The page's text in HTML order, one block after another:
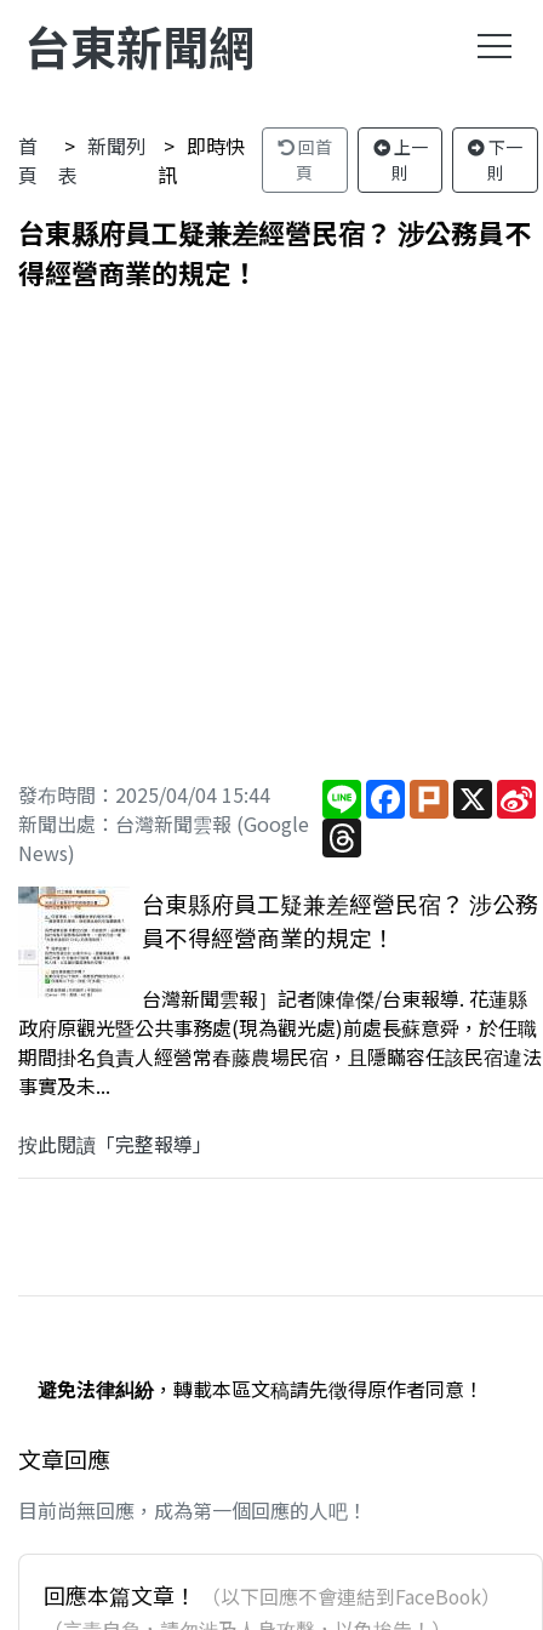
台東新聞網
首
頁
新聞列
表
即時快
訊
回首
頁
上一
則
下一
則
台東縣府員工疑兼差經營民宿？ 涉公務員不
得經營商業的規定！
發布時間：2025/04/04 15:44
新聞出處：台灣新聞雲報 (Google
News)
LineFacebook
PlurkX
Threads
台東縣府員工疑兼差經營民宿？ 涉公務
員不得經營商業的規定！
台灣新聞雲報］記者陳偉傑/台東報導. 花蓮縣
政府原觀光暨公共事務處(現為觀光處)前處長蘇意舜，於任職
期間掛名負責人經營常春藤農場民宿，且隱瞞容任該民宿違法
事實及未...
按此閱讀「完整報導」
避免法律糾紛，轉載本區文稿請先徵得原作者同意！
文章回應
目前尚無回應，成為第一個回應的人吧！
回應本篇文章！
（以下回應不會連結到FaceBook）